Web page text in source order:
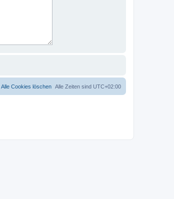
Alle Zeiten sind UTC+02:00
Alle Cookies löschen